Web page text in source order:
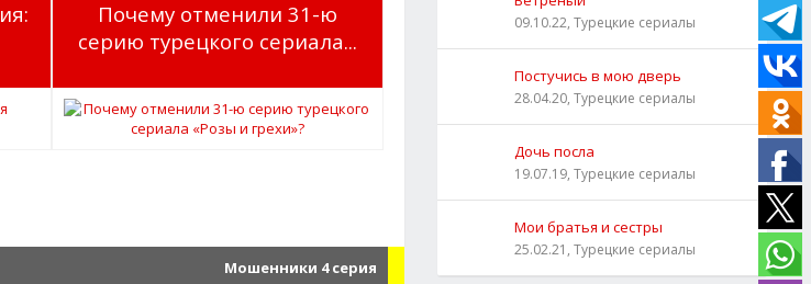
Почему отменили 31-ю
серию турецкого сериала...
Мошенники 4 серия
09.10.22, Турецкие сериалы
Постучись в мою дверь
28.04.20, Турецкие сериалы
Дочь посла
19.07.19, Турецкие сериалы
Мои братья и сестры
25.02.21, Турецкие сериалы